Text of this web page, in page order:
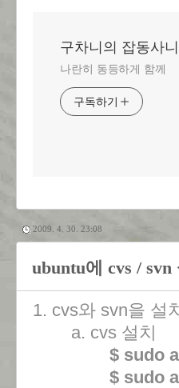
구차니의 잡동사
나란히 동등하게 함께
구독하기
2009. 4. 30. 23:08
ubuntu에 cvs / svn
1. cvs와 svn을 설
a. cvs 설치
$ sudo
$ sudo